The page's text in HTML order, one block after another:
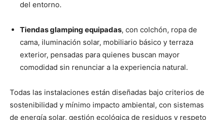
del entorno.
Tiendas glamping equipadas, con colchón, ropa de
cama, iluminación solar, mobiliario básico y terraza
exterior, pensadas para quienes buscan mayor
comodidad sin renunciar a la experiencia natural.
Todas las instalaciones están diseñadas bajo criterios de
sostenibilidad y mínimo impacto ambiental, con sistemas
de energía solar, gestión ecológica de residuos y respeto